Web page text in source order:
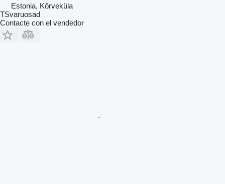
Estonia, Kõrveküla
TSvaruosad
Contacte con el vendedor